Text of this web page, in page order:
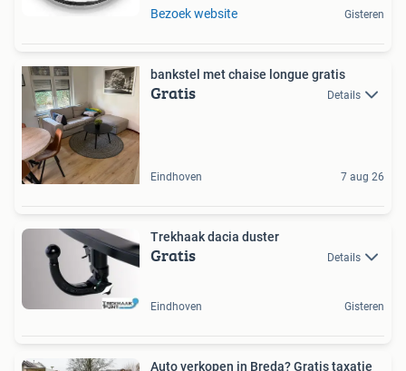
Bezoek website Gisteren
bankstel met chaise longue gratis
Gratis Details
Eindhoven 7 aug 26
Trekhaak dacia duster
Gratis Details
Eindhoven Gisteren
Auto verkopen in Breda? Gratis taxatie